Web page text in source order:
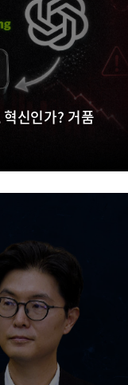
신인가? 거품